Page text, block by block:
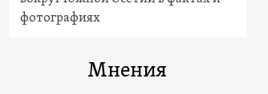
фотографиях
Мнения